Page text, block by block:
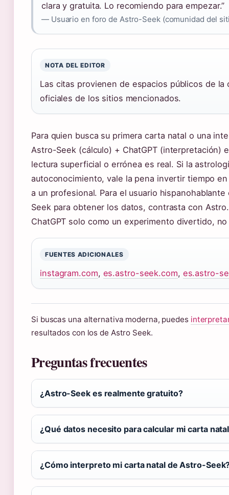
clara y gratuita. Lo recomiendo para empezar.”
— Usuario en foro de Astro-Seek (comunidad del
NOTA DEL EDITOR
Las citas provienen de espacios públicos de
oficiales de los sitios mencionados.
Para quien busca su primera carta natal o una
Astro-Seek (cálculo) + ChatGPT (interpretación)
lectura superficial o errónea es real. Si la
autoconocimiento, vale la pena invertir tiempo
a un profesional. Para el usuario
Seek para obtener los datos, contrasta con
ChatGPT solo como un experimento divertido,
FUENTES ADICIONALES
instagram.com, es.astro-seek.com, es.astro-
Si buscas una alternativa moderna, puedes
resultados con los de Astro Seek.
Preguntas frecuentes
¿Astro-Seek es realmente gratuito?
¿Qué datos necesito para calcular mi carta
¿Cómo interpreto mi carta natal de Astro-